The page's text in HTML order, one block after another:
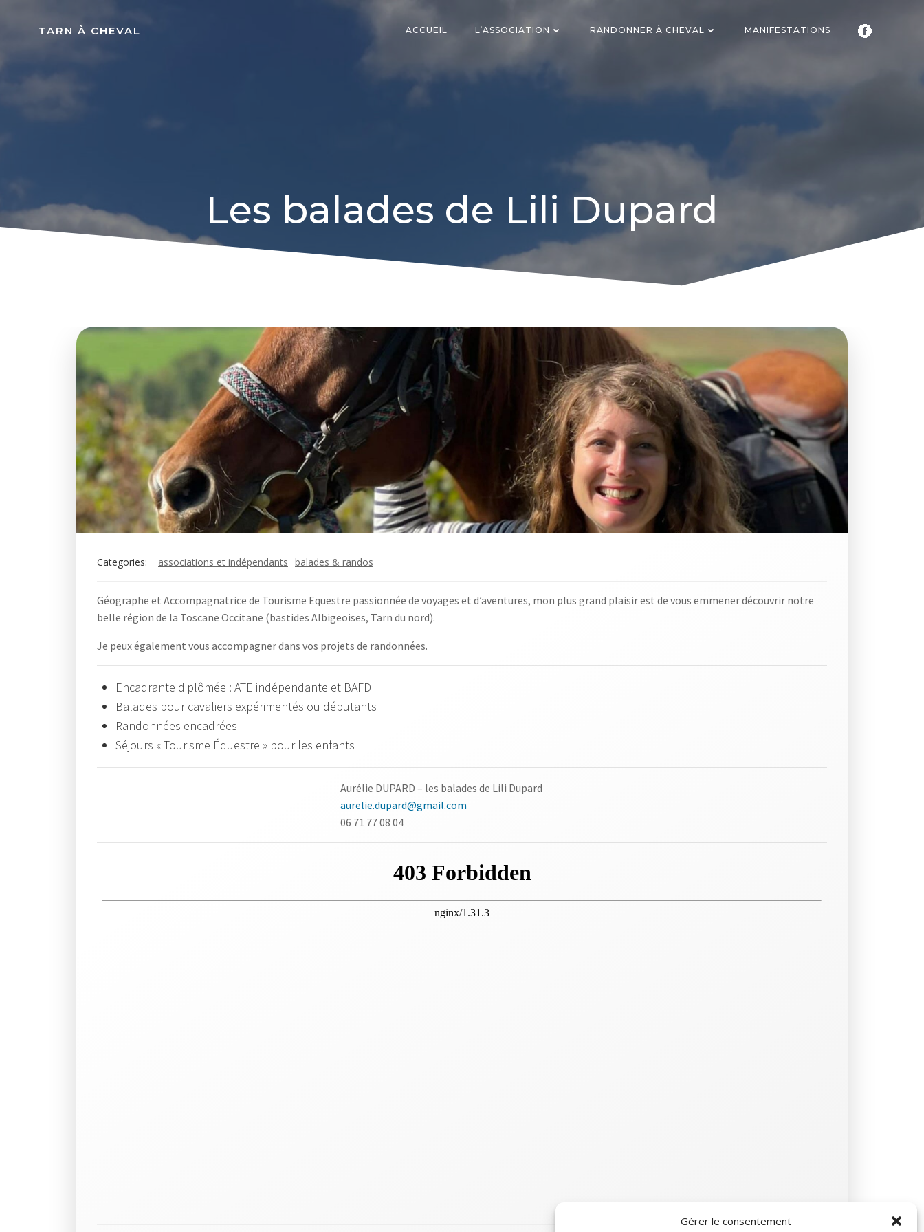
Gérer le consentement
TARN À CHEVAL ACCUEIL L’ASSOCIATION RANDONNER À CHEVAL MANIFESTATIONS
Les balades de Lili Dupard
Categories: associations et indépendants balades & randos
Géographe et Accompagnatrice de Tourisme Equestre passionnée de voyages et d’aventures, mon plus grand plaisir est de vous emmener découvrir notre
belle région de la Toscane Occitane (bastides Albigeoises, Tarn du nord).
Je peux également vous accompagner dans vos projets de randonnées.
Encadrante diplômée : ATE indépendante et BAFD
Balades pour cavaliers expérimentés ou débutants
Randonnées encadrées
Séjours « Tourisme Équestre » pour les enfants
Aurélie DUPARD – les balades de Lili Dupard
aurelie.dupard@gmail.com
06 71 77 08 04